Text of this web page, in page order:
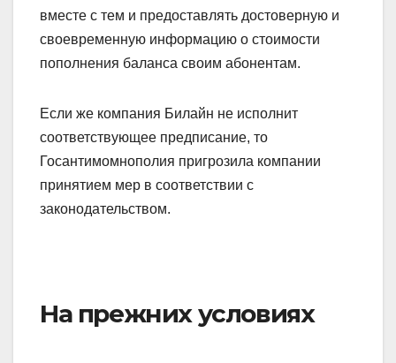
вместе с тем и предоставлять достоверную и
своевременную информацию о стоимости
пополнения баланса своим абонентам.
Если же компания Билайн не исполнит
соответствующее предписание, то
Госантимомнополия пригрозила компании
принятием мер в соответствии с
законодательством.
На прежних условиях